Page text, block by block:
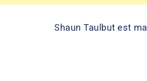
Shaun Taulbut est